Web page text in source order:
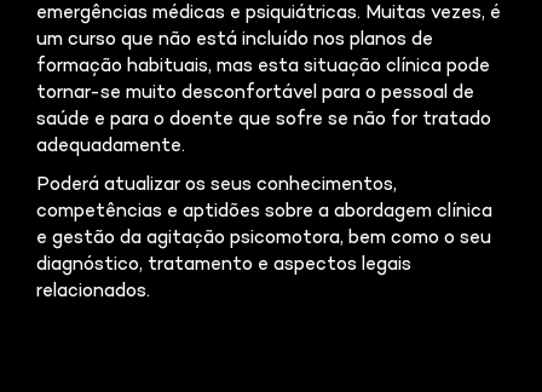
emergências médicas e psiquiátricas. Muitas vezes, é
um curso que não está incluído nos planos de
formação habituais, mas esta situação clínica pode
tornar-se muito desconfortável para o pessoal de
saúde e para o doente que sofre se não for tratado
adequadamente.
Poderá atualizar os seus conhecimentos,
competências e aptidões sobre a abordagem clínica
e gestão da agitação psicomotora, bem como o seu
diagnóstico, tratamento e aspectos legais
relacionados.